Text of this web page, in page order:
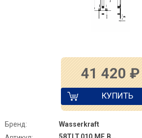
41 420 ₽
КУПИТЬ
Бренд:
Wasserkraft
58TLT.010.ME.BN01